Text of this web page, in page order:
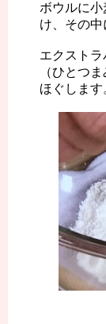
ボウルに
け、その中
エクスト
（ひとつ
ほぐします